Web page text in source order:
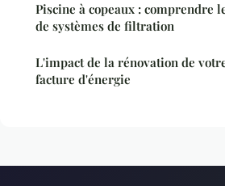
Piscine à copeaux : comprendre
de systèmes de filtration
L'impact de la rénovation de
facture d'énergie